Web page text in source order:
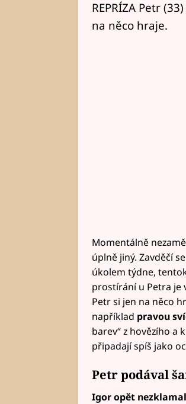
REPRÍZA Petr
na něco hraje.
Momentálně
úplně jiný. Zavděčí
úkolem týdne,
prostírání u Petra je
Petr si jen na něco
například pravou
barev“ z hovězího a
připadají spíš jako
Petr podával
Igor opět